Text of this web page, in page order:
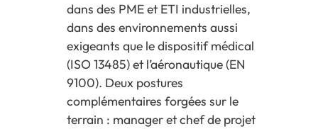
dans des PME et ETI industrielles,
dans des environnements aussi
exigeants que le dispositif médical
(ISO 13485) et l’aéronautique (EN
9100). Deux postures
complémentaires forgées sur le
terrain : manager et chef de projet